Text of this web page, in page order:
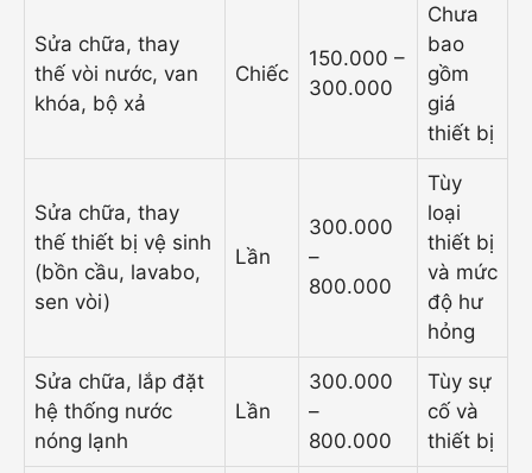
Sửa chữa, thay
thế vòi nước, van
khóa, bộ xả
Chiếc
150.000 –
300.000
Chưa
bao
gồm
giá
thiết bị
Sửa chữa, thay
thế thiết bị vệ sinh
(bồn cầu, lavabo,
sen vòi)
Lần
300.000
–
800.000
Tùy
loại
thiết bị
và mức
độ hư
hỏng
Sửa chữa, lắp đặt
hệ thống nước
nóng lạnh
Lần
300.000
–
800.000
Tùy sự
cố và
thiết bị